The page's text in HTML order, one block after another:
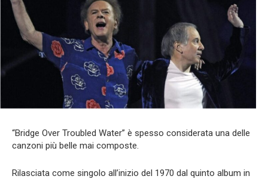
“Bridge Over Troubled Water” è spesso considerata una delle
canzoni più belle mai composte.
Rilasciata come singolo all’inizio del 1970 dal quinto album in